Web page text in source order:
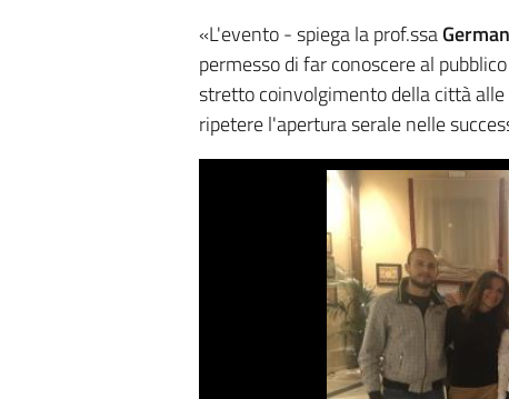
«L'evento - spiega la prof.ssa
permesso di far conoscere al
stretto coinvolgimento della città
ripetere l'apertura serale nelle